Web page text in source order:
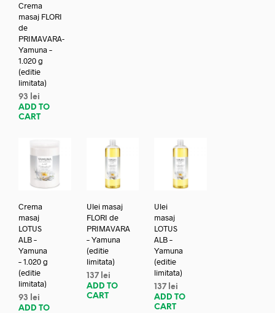
Crema
masaj FLORI
de
PRIMAVARA-
Yamuna –
1.020 g
(editie
limitata)
93
lei
ADD TO
CART
Crema
masaj
LOTUS
ALB –
Yamuna
– 1.020 g
(editie
limitata)
93
lei
ADD TO
Ulei masaj
FLORI de
PRIMAVARA
– Yamuna
(editie
limitata)
137 lei
ADD TO
CART
Ulei
masaj
LOTUS
ALB –
Yamuna
(editie
limitata)
137 lei
ADD TO
CART